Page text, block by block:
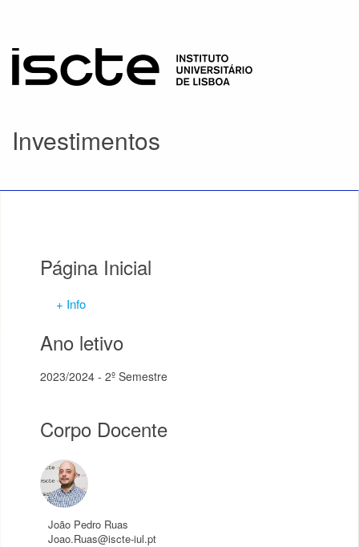
Investimentos
Página Inicial
+ Info
Ano letivo
2023/2024 - 2º Semestre
Corpo Docente
João Pedro Ruas
Joao.Ruas@iscte-iul.pt